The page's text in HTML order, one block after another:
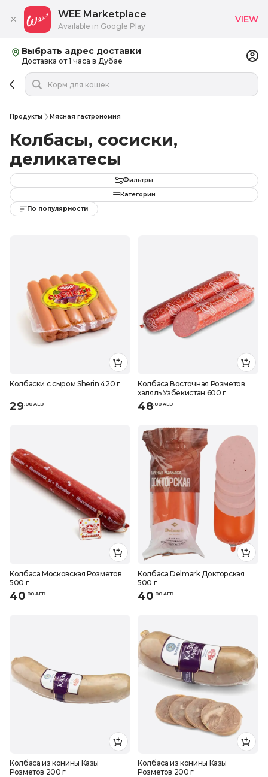
Выбрать адрес доставки
Доставка от 1 часа в Дубае
Продукты Мясная гастрономия
Колбасы, сосиски,
деликатесы
Фильтры
Категории
По популярности
Колбаски с сыром Sherin 420 г
29.00 AED
Колбаса Восточная Розметов
халяль Узбекистан 600 г
48.00 AED
Колбаса Московская Розметов
500 г
40 00 AED
Колбаса Delmark Докторская
500 г
40 00 AED
Колбаса из конины Казы
Розметов 200 г
Колбаса из конины Казы
Розметов 200 г
WEE Marketplace
Available in Google Play
VIEW